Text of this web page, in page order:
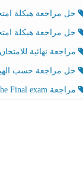
حل مراجعة هيكلة امتحان العلوم
حل مراجعة هيكلة امتحان العلوم
مراجعة نهائية للامتحان العلوم
حل مراجعة حسب الهيكل الوزاري
مراجعة Preparation for the Final exam اللغة الإنجليزية الصف الرابع الفصل الثالث